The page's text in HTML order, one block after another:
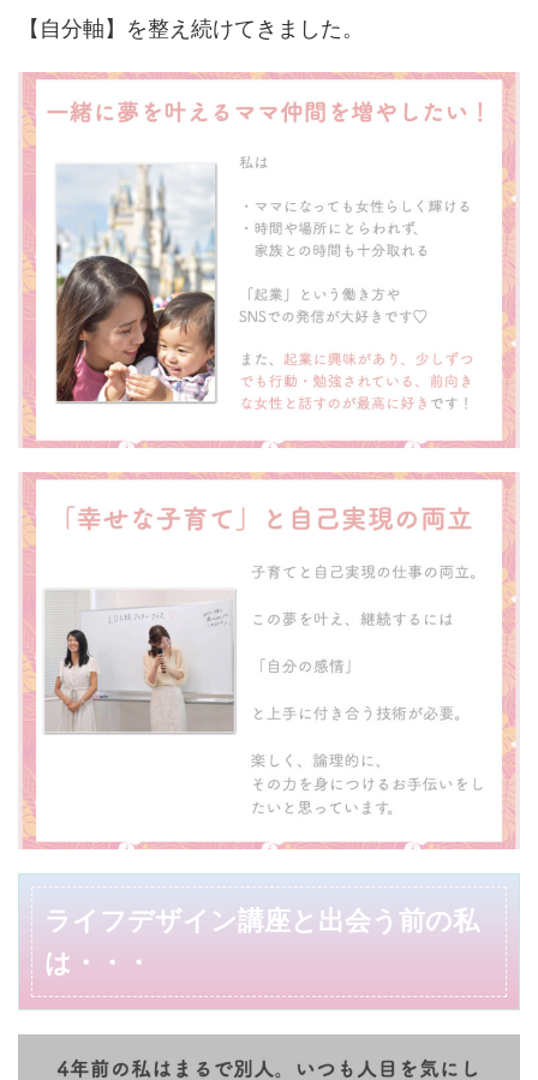
【自分軸】を整え続けてきました。
ライフデザイン講座と出会う前の私
は・・・